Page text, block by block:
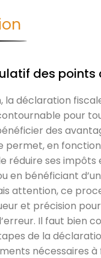
des points
la déclaration
pour
des
permet, en
réduire ses impôts
en bénéficiant
attention, ce
et précision
Il faut bien
de la
nécessaires à